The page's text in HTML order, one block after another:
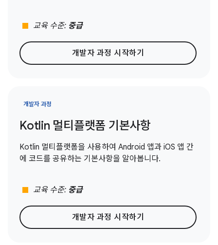
stop 교육 수준: 중급
개발자 과정 시작하기
개발자 과정
Kotlin 멀티플랫폼 기본사항
Kotlin 멀티플랫폼을 사용하여 Android 앱과 iOS 앱 간
에 코드를 공유하는 기본사항을 알아봅니다.
stop 교육 수준: 중급
개발자 과정 시작하기